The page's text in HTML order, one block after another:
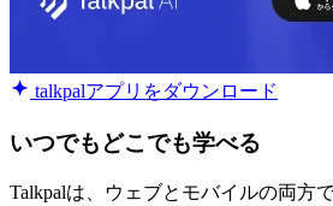
talkpalアプリをダウンロード
いつでもどこでも学べる
Talkpalは、ウェブとモバイルの両方